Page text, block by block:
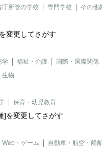
所管の学校
専門学校
その他
変更してさがす
学 福祉・介護 国際・国際関係
生物
保育・幼児教育
]を変更してさがす
Web・ゲーム
自動車・航空・船